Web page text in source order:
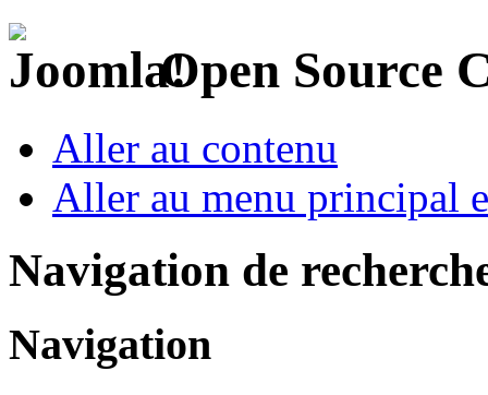
Open Source
Aller au contenu
Aller au menu principal
Navigation de
Navigation